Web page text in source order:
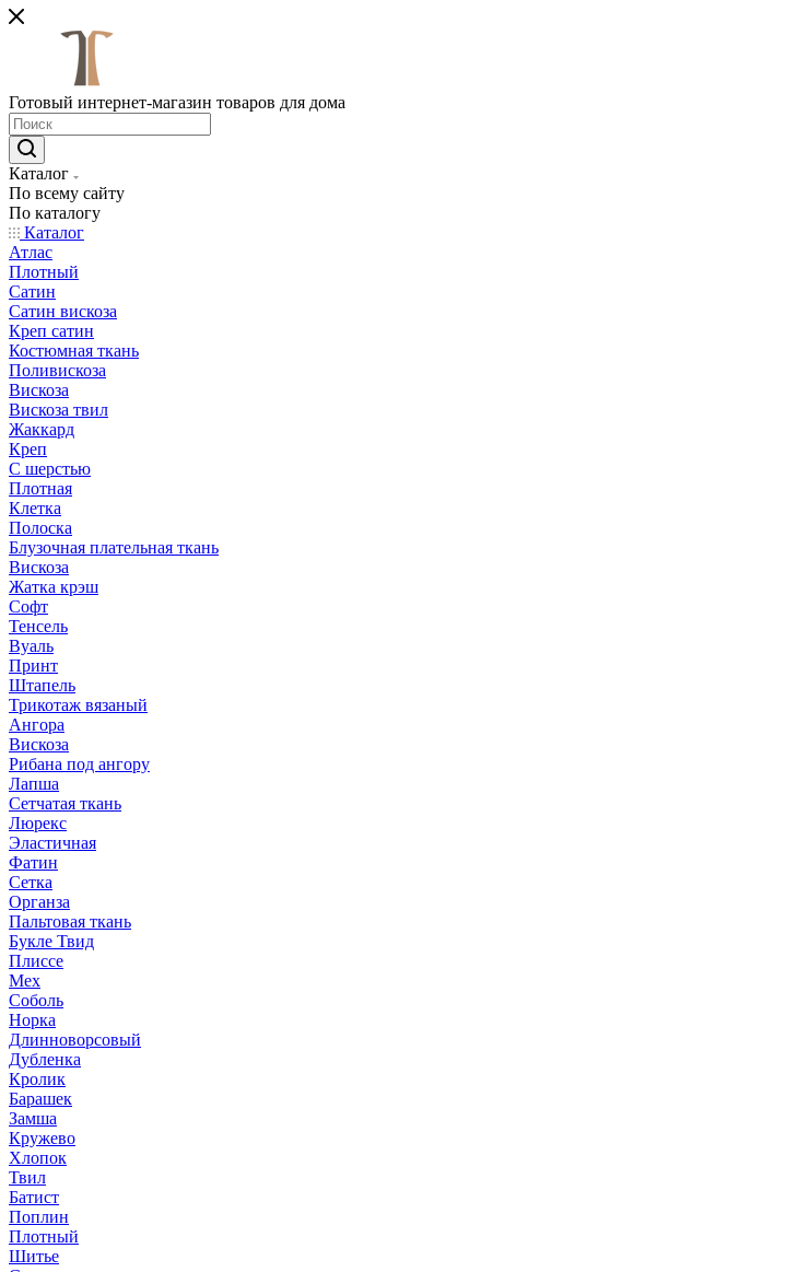
Готовый интернет-магазин товаров для дома
Каталог
По всему сайту
По каталогу
Каталог
Атлас
Плотный
Сатин
Сатин вискоза
Креп сатин
Костюмная ткань
Поливискоза
Вискоза
Вискоза твил
Жаккард
Креп
С шерстью
Плотная
Клетка
Полоска
Блузочная плательная ткань
Вискоза
Жатка крэш
Софт
Тенсель
Вуаль
Принт
Штапель
Трикотаж вязаный
Ангора
Вискоза
Рибана под ангору
Лапша
Сетчатая ткань
Люрекс
Эластичная
Фатин
Сетка
Органза
Пальтовая ткань
Букле Твид
Плиссе
Мех
Соболь
Норка
Длинноворсовый
Дубленка
Кролик
Барашек
Замша
Кружево
Хлопок
Твил
Батист
Поплин
Плотный
Шитье